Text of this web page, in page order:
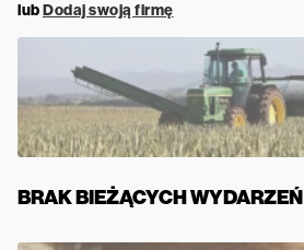
lubDodaj swoją firmę
BRAK BIEŻĄCYCH WYDARZEŃ